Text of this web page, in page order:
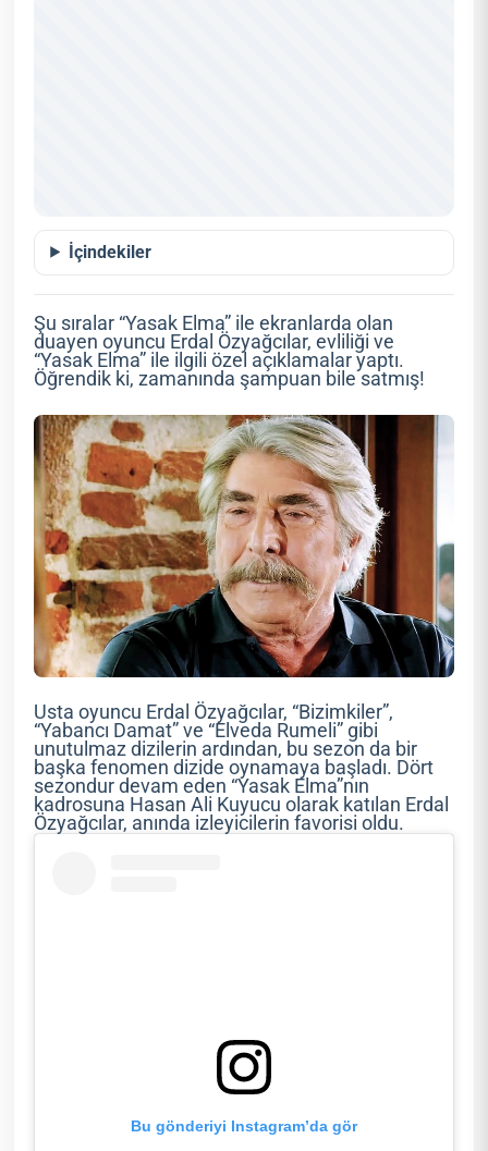
İçindekiler
Şu sıralar “Yasak Elma” ile ekranlarda olan
duayen oyuncu Erdal Özyağcılar, evliliği ve
“Yasak Elma” ile ilgili özel açıklamalar yaptı.
Öğrendik ki, zamanında şampuan bile satmış!
Usta oyuncu Erdal Özyağcılar, “Bizimkiler”,
“Yabancı Damat” ve “Elveda Rumeli” gibi
unutulmaz dizilerin ardından, bu sezon da bir
başka fenomen dizide oynamaya başladı. Dört
sezondur devam eden “Yasak Elma”nın
kadrosuna Hasan Ali Kuyucu olarak katılan Erdal
Özyağcılar, anında izleyicilerin favorisi oldu.
Bu gönderiyi Instagram’da gör